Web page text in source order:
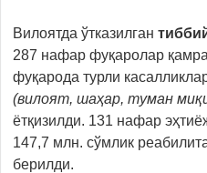
Вилоятда ўтказилган
287 нафар фуқаролар
фуқарода турли
(вилоят, шаҳар, туман
ётқизилди. 131 нафар
147,7 млн. сўмлик
берилди.